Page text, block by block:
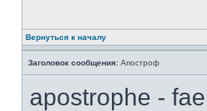
Вернуться к началу
Заголовок сообщения: Апостроф
apostrophe -